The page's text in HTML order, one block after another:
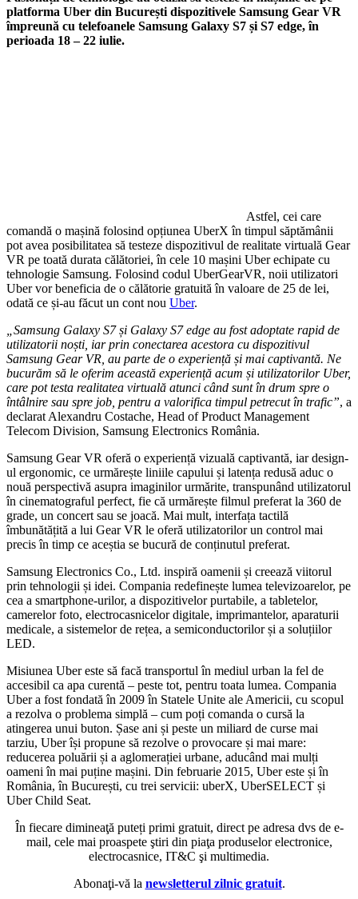
platforma Uber din București dispozitivele Samsung Gear VR
împreună cu telefoanele Samsung Galaxy S7 și S7 edge, în
perioada 18 – 22 iulie.
Astfel, cei care
comandă o mașină folosind opțiunea UberX în timpul săptămânii
pot avea posibilitatea să testeze dispozitivul de realitate virtuală Gear
VR pe toată durata călătoriei, în cele 10 mașini Uber echipate cu
tehnologie Samsung. Folosind codul UberGearVR, noii utilizatori
Uber vor beneficia de o călătorie gratuită în valoare de 25 de lei,
odată ce și-au făcut un cont nou Uber.
„Samsung Galaxy S7 și Galaxy S7 edge au fost adoptate rapid de
utilizatorii noști, iar prin conectarea acestora cu dispozitivul
Samsung Gear VR, au parte de o experiență și mai captivantă. Ne
bucurăm să le oferim această experiență acum și utilizatorilor Uber,
care pot testa realitatea virtuală atunci când sunt în drum spre o
întâlnire sau spre job, pentru a valorifica timpul petrecut în trafic”, a
declarat Alexandru Costache, Head of Product Management
Telecom Division, Samsung Electronics România.
Samsung Gear VR oferă o experiență vizuală captivantă, iar design-
ul ergonomic, ce urmărește liniile capului și latența redusă aduc o
nouă perspectivă asupra imaginilor urmărite, transpunând utilizatorul
în cinematograful perfect, fie că urmărește filmul preferat la 360 de
grade, un concert sau se joacă. Mai mult, interfața tactilă
îmbunătățită a lui Gear VR le oferă utilizatorilor un control mai
precis în timp ce aceștia se bucură de conținutul preferat.
Samsung Electronics Co., Ltd. inspiră oamenii și creează viitorul
prin tehnologii și idei. Compania redefinește lumea televizoarelor, pe
cea a smartphone-urilor, a dispozitivelor purtabile, a tabletelor,
camerelor foto, electrocasnicelor digitale, imprimantelor, aparaturii
medicale, a sistemelor de rețea, a semiconductorilor și a soluțiilor
LED.
Misiunea Uber este să facă transportul în mediul urban la fel de
accesibil ca apa curentă – peste tot, pentru toata lumea. Compania
Uber a fost fondată în 2009 în Statele Unite ale Americii, cu scopul
a rezolva o problema simplă – cum poți comanda o cursă la
atingerea unui buton. Șase ani și peste un miliard de curse mai
tarziu, Uber își propune să rezolve o provocare și mai mare:
reducerea poluării și a aglomerației urbane, aducând mai mulți
oameni în mai puține mașini. Din februarie 2015, Uber este și în
România, în București, cu trei servicii: uberX, UberSELECT și
Uber Child Seat.
În fiecare dimineaţă puteți primi gratuit, direct pe adresa dvs de e-
mail, cele mai proaspete ştiri din piaţa produselor electronice,
electrocasnice, IT&C şi multimedia.
Abonaţi-vă la newsletterul zilnic gratuit.